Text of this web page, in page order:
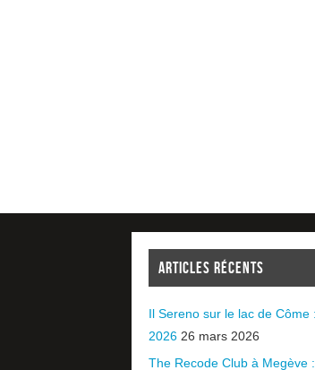
ARTICLES RÉCENTS
Il Sereno sur le lac de Côme
2026 26 mars 2026
The Recode Club à Megève